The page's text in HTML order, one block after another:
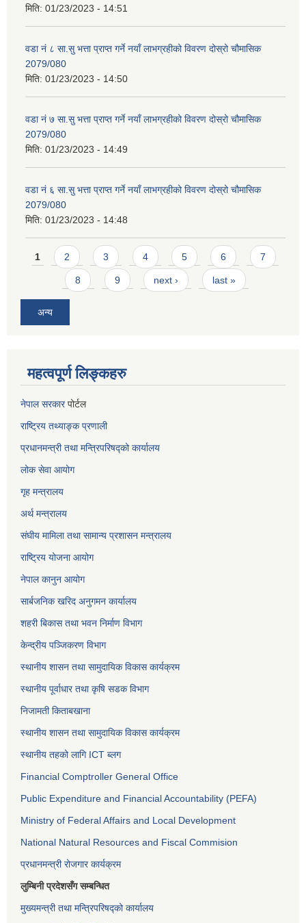
मिति: 01/23/2023 - 14:51
वडा नं ८ सा.सु भत्ता प्राप्त गर्ने नयाँ लाभग्रहीको विवरण दोस्रो चौमासिक
2079/080
मिति: 01/23/2023 - 14:50
वडा नं ७ सा.सु भत्ता प्राप्त गर्ने नयाँ लाभग्रहीको विवरण दोस्रो चौमासिक
2079/080
मिति: 01/23/2023 - 14:49
वडा नं ६ सा.सु भत्ता प्राप्त गर्ने नयाँ लाभग्रहीको विवरण दोस्रो चौमासिक
2079/080
मिति: 01/23/2023 - 14:48
Pages
1 2 3 4 5 6 7
8 9 next › last »
अन्य
महत्वपूर्ण लिङ्कहरु
नेपाल सरकारपोर्टल
राष्ट्रिय तथ्याङ्क प्रणाली
प्रधानमन्त्री तथा मन्त्रिपरिषद्को कार्यालय
लोक सेवाआयोग
गृह मन्त्रालय
अर्थ मन्त्रालय
संघीय मामिला तथा सामान्य प्रशासन मन्त्रालय
राष्ट्रिय योजना आयोग
नेपाल कानुन आयोग
सार्बजनिक खरिद अनुगमन कार्यालय
शहरी बिकास तथा भवन निर्माण विभाग
केन्द्रीय पञ्जिकरण विभाग
स्थानीय शासन तथा सामुदायिक विकास कार्यक्रम
स्थानीय पूर्वाधार तथा कृषि सडक विभाग
निजामती किताबखाना
स्थानीय शासन तथा सामुदायिक विकास कार्यक्रम
स्थानीय तहको लागि ICT ब्लग
Financial Comptroller General Office
Public Expenditure and Financial Accountability (PEFA)
Ministry of Federal Affairs and Local Development
National Natural Resources and Fiscal Commision
प्रधानमन्त्री रोजगार कार्यक्रम
लुम्बिनी प्रदेशसँग सम्बन्धित
मुख्यमन्त्री तथा मन्त्रिपरिषद्को कार्यालय